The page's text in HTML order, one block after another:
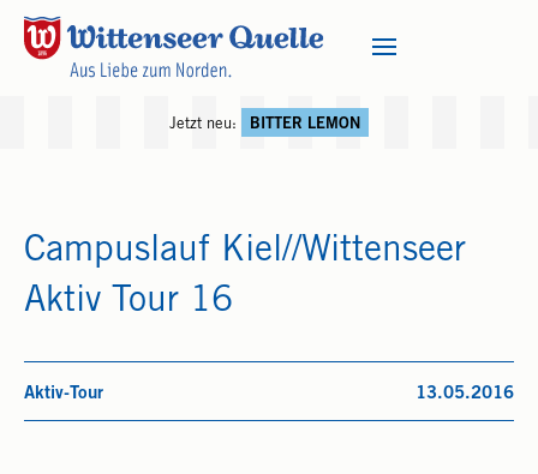
Jetzt neu: BITTER LEMON
Campuslauf Kiel//Wittenseer
Aktiv Tour 16
Aktiv-Tour 13.05.2016